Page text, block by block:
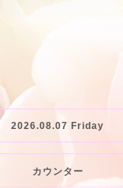
2026.08.07 Friday
カウンター